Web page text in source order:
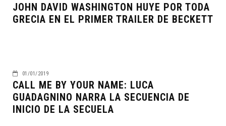
JOHN DAVID WASHINGTON HUYE POR TODA
GRECIA EN EL PRIMER TRAILER DE BECKETT
01/01/2019
CALL ME BY YOUR NAME: LUCA
GUADAGNINO NARRA LA SECUENCIA DE
INICIO DE LA SECUELA